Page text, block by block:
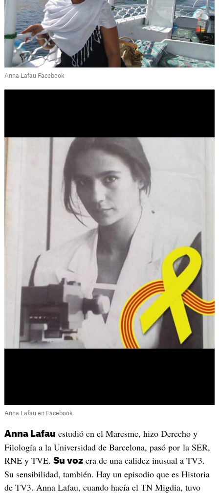
Anna Lafau Facebook
Anna Lafau en Facebook
Anna Lafau estudió en el Maresme, hizo Derecho y
Filología a la Universidad de Barcelona, pasó por la SER,
RNE y TVE. Su vozera de una calidez inusual a TV3.
Su sensibilidad, también. Hay un episodio que es Historia
de TV3. Anna Lafau, cuando hacía el TN Migdia, tuvo